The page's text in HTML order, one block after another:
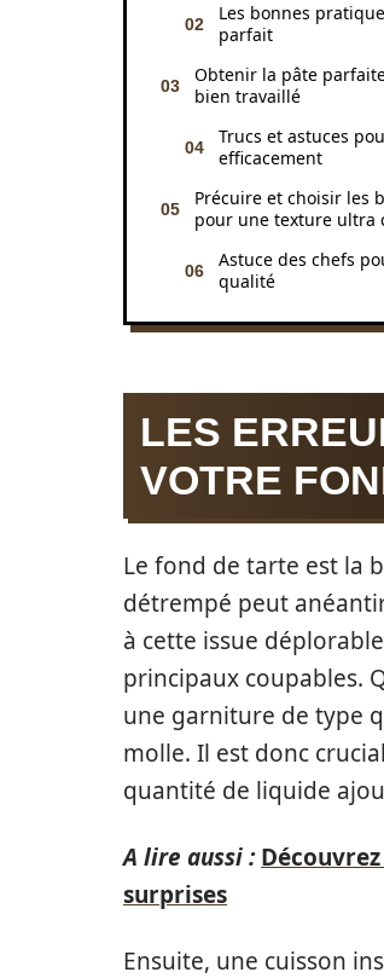
Les bonnes
parfait
Obtenir la pâte
bien travaillé
Trucs et astuces
efficacement
Précuire et choisir les
pour une texture ultra
Astuce des chefs
qualité
LES
VOTRE
Le fond de tarte est la
détrempé peut
à cette issue
principaux coupables.
une garniture de type
molle. Il est donc
quantité de liquide
A lire aussi :
surprises
Ensuite, une cuisson